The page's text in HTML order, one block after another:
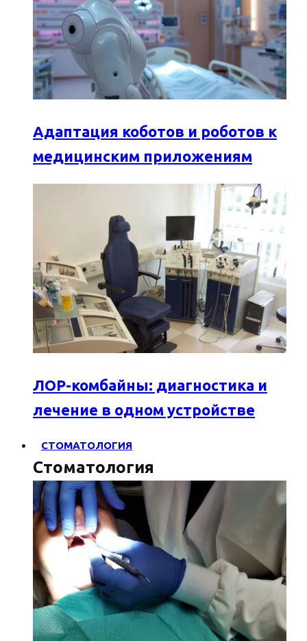
Адаптация коботов и роботов к
медицинским приложениям
ЛОР-комбайны: диагностика и
лечение в одном устройстве
СТОМАТОЛОГИЯ
Стоматология